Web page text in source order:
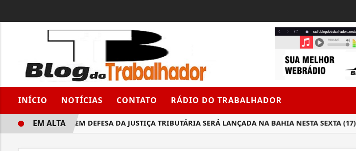
INÍCIO NOTÍCIAS CONTATO RÁDIO DO TRABALHADOR
CAMPANHA EM DEFESA DA JUSTIÇA TRIBUTÁRIA SERÁ LANÇADA NA BAHIA NESTA SEXTA (17)
EM ALTA